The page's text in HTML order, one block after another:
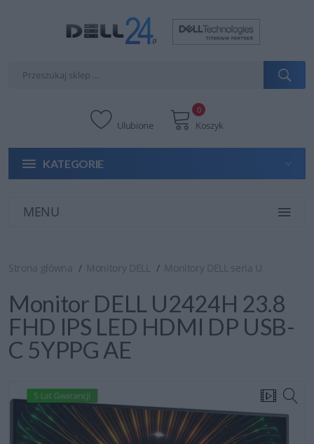
Ulubione Koszyk
0
KATEGORIE
MENU
Strona główna Monitory DELL Monitory DELL seria U
Monitor DELL U2424H 23.8
FHD IPS LED HDMI DP USB-
C 5YPPG AE
5 Lat Gwarancji